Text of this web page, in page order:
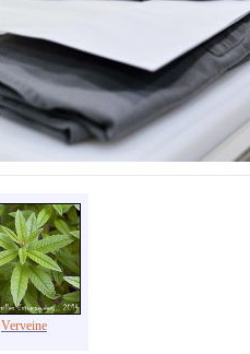
Verveine